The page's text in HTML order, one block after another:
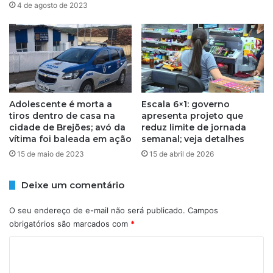
ê
m
c
a
c
o
m
v
e
r
d
r
e
ã
o
c
o
n
t
r
a
g
r
u
o
d
4 de agosto de 2023
Adolescente é morta a
tiros dentro de casa na
cidade de Brejões; avó da
vítima foi baleada em ação
15 de maio de 2023
Escala 6×1: governo
apresenta projeto que
reduz limite de jornada
semanal; veja detalhes
15 de abril de 2026
Deixe um comentário
O seu endereço de e-mail não será publicado. Campos
obrigatórios são marcados com *